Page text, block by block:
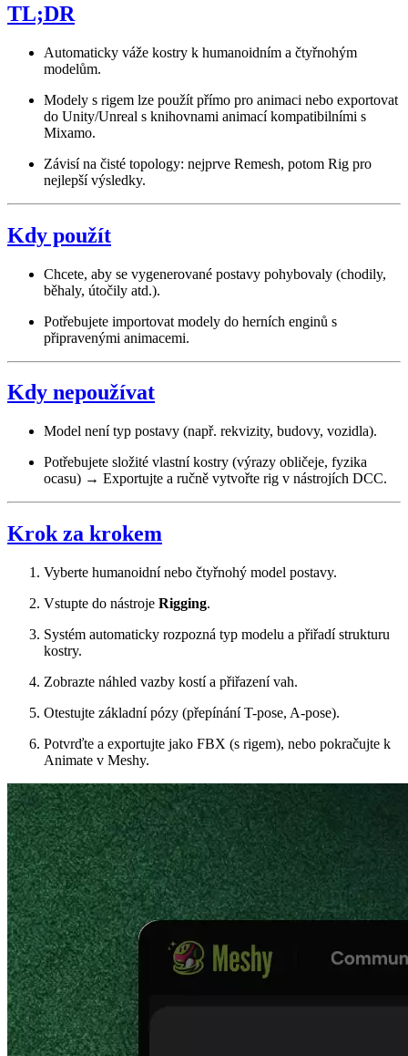
TL;DR
Automaticky váže kostry k humanoidním a čtyřnohým
modelům.
Modely s rigem lze použít přímo pro animaci nebo exportovat
do Unity/Unreal s knihovnami animací kompatibilními s
Mixamo.
Závisí na čisté topology: nejprve Remesh, potom Rig pro
nejlepší výsledky.
Kdy použít
Chcete, aby se vygenerované postavy pohybovaly (chodily,
běhaly, útočily atd.).
Potřebujete importovat modely do herních enginů s
připravenými animacemi.
Kdy nepoužívat
Model není typ postavy (např. rekvizity, budovy, vozidla).
Potřebujete složité vlastní kostry (výrazy obličeje, fyzika
ocasu) → Exportujte a ručně vytvořte rig v nástrojích DCC.
Krok za krokem
Vyberte humanoidní nebo čtyřnohý model postavy.
Vstupte do nástroje Rigging.
Systém automaticky rozpozná typ modelu a přiřadí strukturu
kostry.
Zobrazte náhled vazby kostí a přiřazení vah.
Otestujte základní pózy (přepínání T-pose, A-pose).
Potvrďte a exportujte jako FBX (s rigem), nebo pokračujte k
Animate v Meshy.